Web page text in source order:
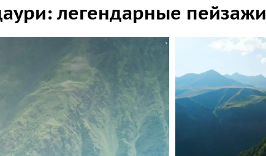
легендарные пейзажи